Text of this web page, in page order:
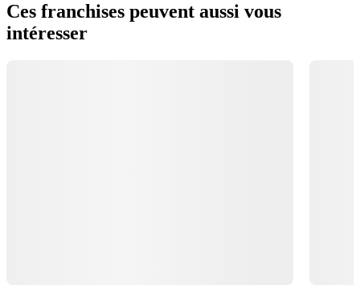
Ces franchises peuvent aussi vous
intéresser